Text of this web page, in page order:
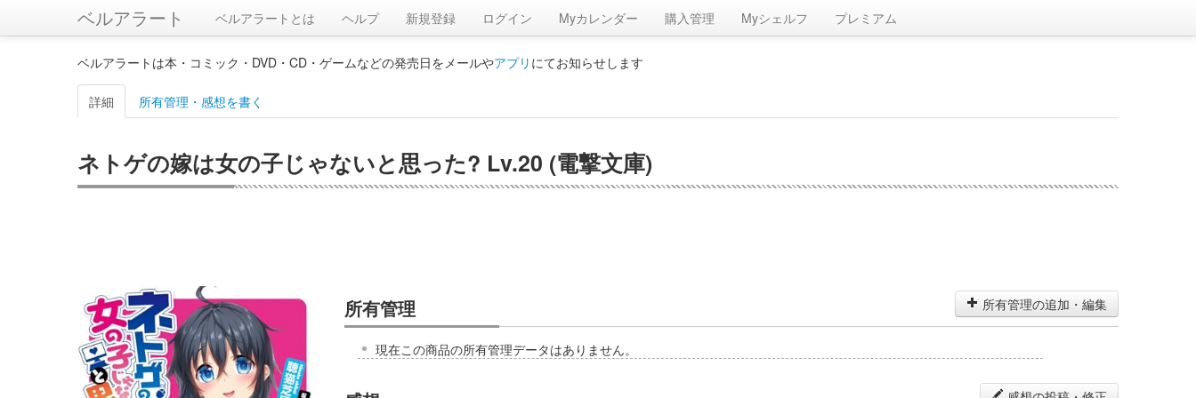
ベルアラート ベルアラートとは ヘルプ 新規登録 ログイン Myカレンダー 購入管理 Myシェルフ プレミアム
ベルアラートは本・コミック・DVD・CD・ゲームなどの発売日をメールやアプリ にてお知らせします
詳細 所有管理・感想を書く
ネトゲの嫁は女の子じゃないと思った? Lv.20 (電撃文庫)
所有管理 所有管理の追加・編集
現在この商品の所有管理データはありません。